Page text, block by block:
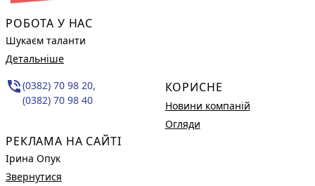
РОБОТА У НАС
Шукаєм таланти
Детальніше
phone_in_talk(0382) 70 98 20,
(0382) 70 98 40
РЕКЛАМА НА САЙТІ
Ірина Опук
Звернутися
КОРИСНЕ
Новини компаній
Огляди